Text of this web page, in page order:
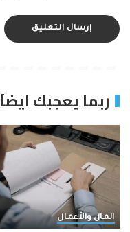
ربما يعجبك ايضاً
المال والأعمال